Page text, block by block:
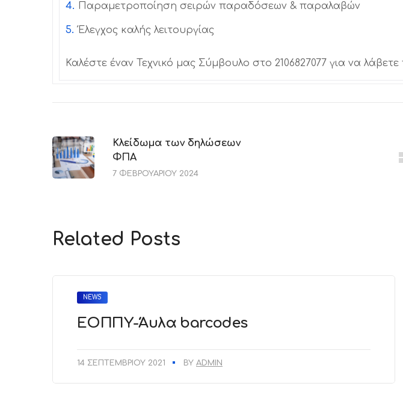
Παραμετροποίηση σειρών παραδόσεων & παραλαβών
Έλεγχος καλής λειτουργίας
Καλέστε έναν Τεχνικό μας Σύμβουλο στο 2106827077 για να
Κλείδωμα των δηλώσεων
ΦΠΑ
7 ΦΕΒΡΟΥΑΡΊΟΥ 2024
Related Posts
NEWS
ΕΟΠΠΥ-Άυλα barcodes
14 ΣΕΠΤΕΜΒΡΊΟΥ 2021 BY ADMIN